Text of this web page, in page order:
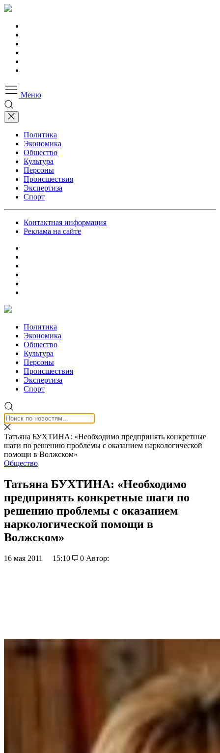
Меню
Политика
Экономика
Общество
Культура
Персоны
Происшествия
Экспертиза
Спорт
Контактная информация
Реклама на сайте
Политика
Экономика
Общество
Культура
Персоны
Происшествия
Экспертиза
Спорт
Татьяна БУХТИНА: «Необходимо предпринять конкретные
шаги по решению проблемы с оказанием наркологической
помощи в Волжском»
Общество
Татьяна БУХТИНА: «Необходимо
предпринять конкретные шаги по
решению проблемы с оказанием
наркологической помощи в
Волжском»
16 мая 2011 15:10 0 Автор: